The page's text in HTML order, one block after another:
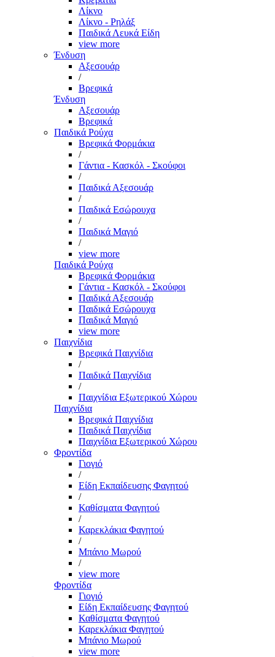
Λίκνο
Λίκνο - Ρηλάξ
Παιδικά Λευκά Είδη
view more
Ένδυση
Αξεσουάρ
/
Βρεφικά
Ένδυση
Αξεσουάρ
Βρεφικά
Παιδικά Ρούχα
Βρεφικά Φορμάκια
/
Γάντια - Κασκόλ - Σκούφοι
/
Παιδικά Αξεσουάρ
/
Παιδικά Εσώρουχα
/
Παιδικά Μαγιό
/
view more
Παιδικά Ρούχα
Βρεφικά Φορμάκια
Γάντια - Κασκόλ - Σκούφοι
Παιδικά Αξεσουάρ
Παιδικά Εσώρουχα
Παιδικά Μαγιό
view more
Παιχνίδια
Βρεφικά Παιχνίδια
/
Παιδικά Παιχνίδια
/
Παιχνίδια Εξωτερικού Χώρου
Παιχνίδια
Βρεφικά Παιχνίδια
Παιδικά Παιχνίδια
Παιχνίδια Εξωτερικού Χώρου
Φροντίδα
Γιογιό
/
Είδη Εκπαίδευσης Φαγητού
/
Καθίσματα Φαγητού
/
Καρεκλάκια Φαγητού
/
Μπάνιο Μωρού
/
view more
Φροντίδα
Γιογιό
Είδη Εκπαίδευσης Φαγητού
Καθίσματα Φαγητού
Καρεκλάκια Φαγητού
Μπάνιο Μωρού
view more